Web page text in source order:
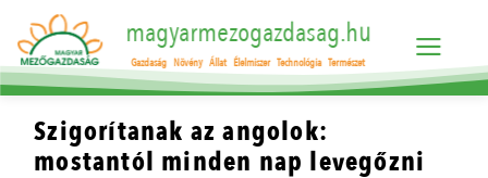
magyarmezogazdasag.hu
Gazdaság Növény Állat Élelmiszer Technológia Természet
Szigorítanak az angolok:
mostantól minden nap levegőzni